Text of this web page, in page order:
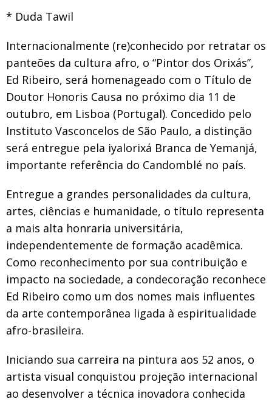
* Duda Tawil
Internacionalmente (re)conhecido por retratar os
panteões da cultura afro, o “Pintor dos Orixás”,
Ed Ribeiro, será homenageado com o Título de
Doutor Honoris Causa no próximo dia 11 de
outubro, em Lisboa (Portugal). Concedido pelo
Instituto Vasconcelos de São Paulo, a distinção
será entregue pela iyalorixá Branca de Yemanjá,
importante referência do Candomblé no país.
Entregue a grandes personalidades da cultura,
artes, ciências e humanidade, o título representa
a mais alta honraria universitária,
independentemente de formação acadêmica.
Como reconhecimento por sua contribuição e
impacto na sociedade, a condecoração reconhece
Ed Ribeiro como um dos nomes mais influentes
da arte contemporânea ligada à espiritualidade
afro-brasileira.
Iniciando sua carreira na pintura aos 52 anos, o
artista visual conquistou projeção internacional
ao desenvolver a técnica inovadora conhecida